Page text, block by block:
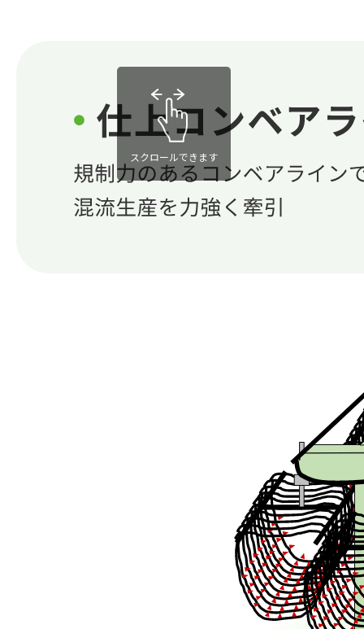
スクロールできます